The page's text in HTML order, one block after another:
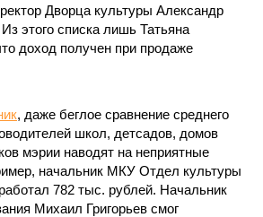
Дворца культуры Александр
этого списка лишь Татьяна
доход получен при продаже
, даже беглое сравнение среднего
школ, детсадов, домов
мэрии наводят на неприятные
начальник МКУ Отдел культуры
782 тыс. рублей. Начальник
Михаил Григорьев смог